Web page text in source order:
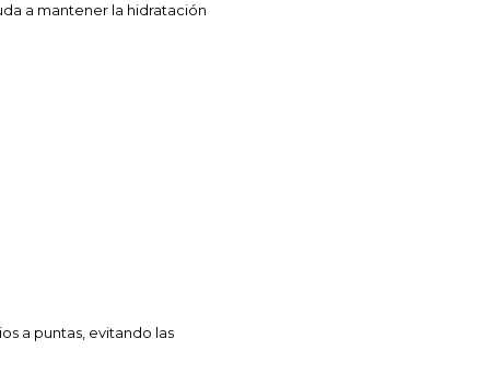
a mantener la hidratación
a puntas, evitando las